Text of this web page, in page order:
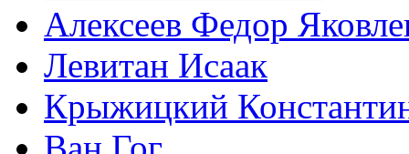
Алексеев Федор
Левитан Исаак
Крыжицкий